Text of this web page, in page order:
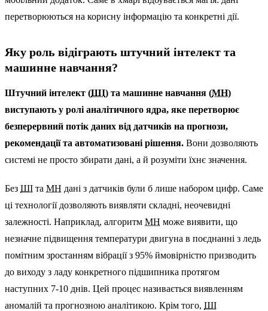
перетворюються на корисну інформацію та конкретні дії.
Яку роль відіграють штучний інтелект та
машинне навчання?
Штучний інтелект (ШІ) та машинне навчання (МН)
виступають у ролі аналітичного ядра, яке перетворює
безперервний потік даних від датчиків на прогнози,
рекомендації та автоматизовані рішення. Вони дозволяють
системі не просто збирати дані, а й розуміти їхнє значення.
Без ШІ та МН дані з датчиків були б лише набором цифр. Саме
ці технології дозволяють виявляти складні, неочевидні
залежності. Наприклад, алгоритм МН може виявити, що
незначне підвищення температури двигуна в поєднанні з ледь
помітним зростанням вібрації з 95% ймовірністю призводить
до виходу з ладу конкретного підшипника протягом
наступних 7-10 днів. Цей процес називається виявленням
аномалій та прогнозною аналітикою. Крім того, ШІ